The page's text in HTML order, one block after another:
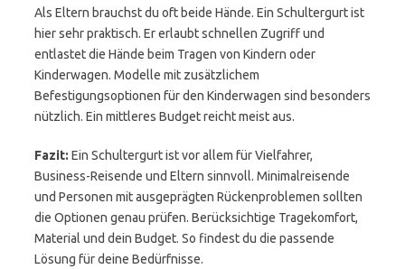
Als Eltern brauchst du oft beide Hände. Ein Schultergurt ist
hier sehr praktisch. Er erlaubt schnellen Zugriff und
entlastet die Hände beim Tragen von Kindern oder
Kinderwagen. Modelle mit zusätzlichem
Befestigungsoptionen für den Kinderwagen sind besonders
nützlich. Ein mittleres Budget reicht meist aus.
Fazit: Ein Schultergurt ist vor allem für Vielfahrer,
Business-Reisende und Eltern sinnvoll. Minimalreisende
und Personen mit ausgeprägten Rückenproblemen sollten
die Optionen genau prüfen. Berücksichtige Tragekomfort,
Material und dein Budget. So findest du die passende
Lösung für deine Bedürfnisse.